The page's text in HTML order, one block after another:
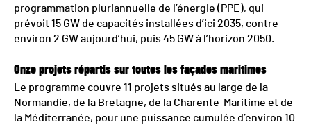
programmation pluriannuelle de l’énergie (PPE), qui
prévoit 15 GW de capacités installées d’ici 2035, contre
environ 2 GW aujourd’hui, puis 45 GW à l’horizon 2050.
Onze projets répartis sur toutes les façades maritimes
Le programme couvre 11 projets situés au large de la
Normandie, de la Bretagne, de la Charente-Maritime et de
la Méditerranée, pour une puissance cumulée d’environ 10